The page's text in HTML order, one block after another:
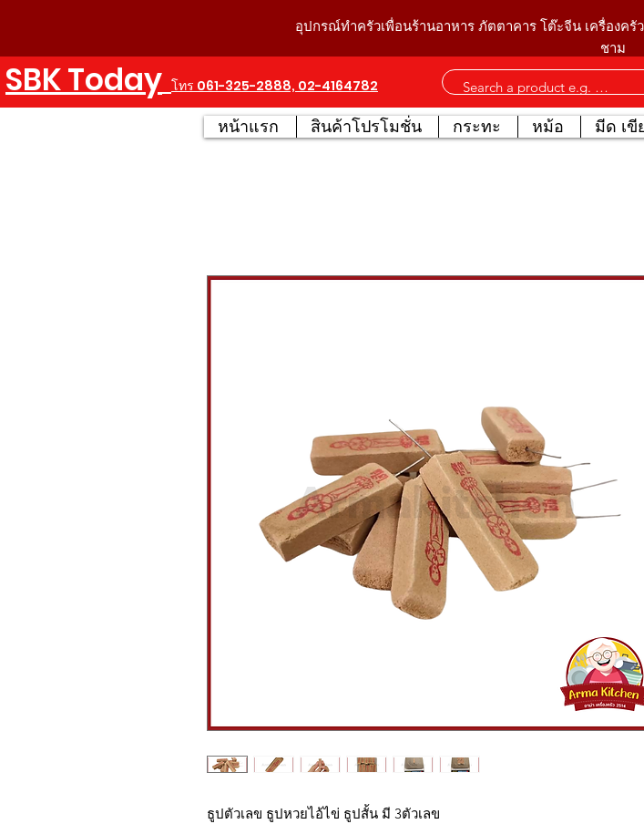
อุปกรณ์ทำครัวเพื่อนร้านอาหาร ภัตตาคาร โต๊ะจีน เครื่องค
ชาม
SBK Today โทร 061-325-2888, 02-4164782
หน้าแรก สินค้าโปรโมชั่น กระทะ หม้อ มีด เขี
ธูปตัวเลข ธูปหวยไอ้ไข่ ธูปสั้น มี 3ตัวเลข